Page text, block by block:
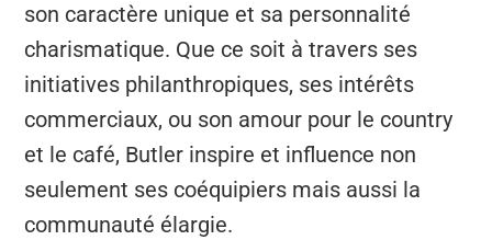
son caractère unique et sa personnalité
charismatique. Que ce soit à travers ses
initiatives philanthropiques, ses intérêts
commerciaux, ou son amour pour le country
et le café, Butler inspire et influence non
seulement ses coéquipiers mais aussi la
communauté élargie.